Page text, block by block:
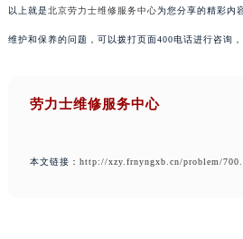
以上就是北京劳力士维修服务中心为您分享的精彩内
维护和保养的问题，可以拨打页面400电话进行咨询
劳力士维修服务中心
本文链接： http://xzy.frnyngxb.cn/problem/